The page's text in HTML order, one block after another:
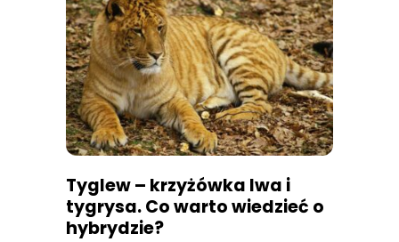
Tyglew – krzyżówka lwa i
tygrysa. Co warto wiedzieć o
hybrydzie?